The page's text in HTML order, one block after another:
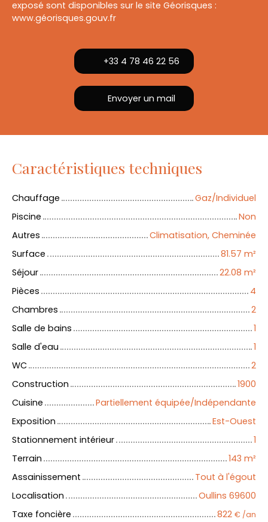
exposé sont disponibles sur le site Géorisques :
www.géorisques.gouv.fr
+33 4 78 46 22 56
Envoyer un mail
Caractéristiques techniques
Chauffage
Gaz/Individuel
Piscine
Non
Autres
Climatisation, Cheminée
Surface
81.57 m²
Séjour
22.08 m²
Pièces
4
Chambres
2
Salle de bains
1
Salle d'eau
1
WC
2
Construction
1900
Cuisine
Partiellement équipée/Indépendante
Exposition
Est-Ouest
Stationnement intérieur
1
Terrain
143 m²
Assainissement
Tout à l'égout
Localisation
Oullins 69600
Taxe foncière
822 € /an